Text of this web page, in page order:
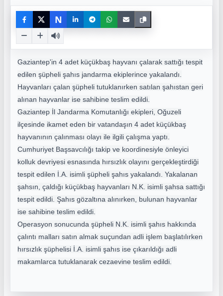
N
Gaziantep'in 4 adet küçükbaş hayvanı çalarak sattığı tespit
edilen şüpheli şahıs jandarma ekiplerince yakalandı.
Hayvanları çalan şüpheli tutuklanırken satılan şahıstan geri
alınan hayvanlar ise sahibine teslim edildi.
Gaziantep İl Jandarma Komutanlığı ekipleri, Oğuzeli
ilçesinde ikamet eden bir vatandaşın 4 adet küçükbaş
hayvanının çalınması olayı ile ilgili çalışma yaptı.
Cumhuriyet Başsavcılığı takip ve koordinesiyle önleyici
kolluk devriyesi esnasında hırsızlık olayını gerçekleştirdiği
tespit edilen İ.A. isimli şüpheli şahıs yakalandı. Yakalanan
şahsın, çaldığı küçükbaş hayvanları N.K. isimli şahsa sattığı
tespit edildi. Şahıs gözaltına alınırken, bulunan hayvanlar
ise sahibine teslim edildi.
Operasyon sonucunda şüpheli N.K. isimli şahıs hakkında
çalıntı malları satın almak suçundan adli işlem başlatılırken
hırsızlık şüphelisi İ.A. isimli şahıs ise çıkarıldığı adli
makamlarca tutuklanarak cezaevine teslim edildi.